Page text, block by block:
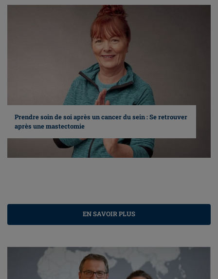
Prendre soin de soi après un cancer du sein : Se retrouver
après une mastectomie
EN SAVOIR PLUS